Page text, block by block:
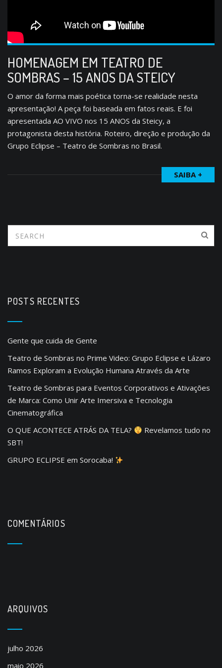
HOMENAGEM EM TEATRO DE
SOMBRAS – 15 ANOS DA STEICY
O amor da forma mais poética torna-se realidade nesta
apresentação! A peça foi baseada em fatos reais. E foi
apresentada AO VIVO nos 15 ANOS da Steicy, a
protagonista desta história. Roteiro, direção e produção da
Grupo Eclipse – Teatro de Sombras no Brasil.
SAIBA +
POSTS RECENTES
Gente que cuida de Gente
Teatro de Sombras no Prime Video: Grupo Eclipse e Lázaro
Ramos Exploram a Evolução Humana Através da Arte
Teatro de Sombras para Eventos Corporativos e Ativações
de Marca: Como Unir Arte Imersiva e Tecnologia
Cinematográfica
O QUE ACONTECE ATRÁS DA TELA?
Revelamos tudo no
SBT!
GRUPO ECLIPSE em Sorocaba!
COMENTÁRIOS
ARQUIVOS
julho 2026
maio 2026